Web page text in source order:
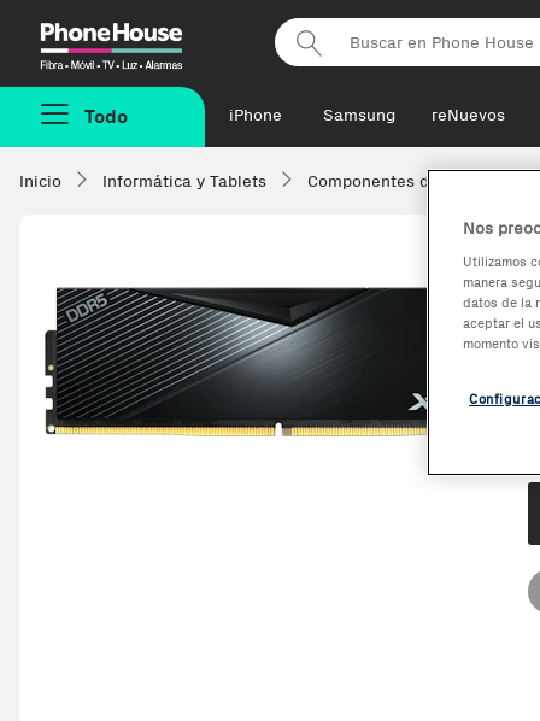
Phonehouse
Todo iPhone Samsung reNuevos
Inicio Informática y Tablets Componentes de ordenadores
Nos
Utilizamos
manera
datos de la
aceptar el
momento